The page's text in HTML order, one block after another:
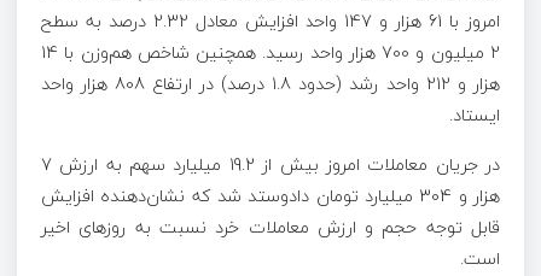
امروز با 61 هزار و 147 واحد افزایش معادل 2.32 درصد به سطح
2 میلیون و 700 هزار واحد رسید. همچنین شاخص هم‌وزن با 14
هزار و 212 واحد رشد (حدود 1.8 درصد) در ارتفاع 808 هزار واحد
ایستاد.
در جریان معاملات امروز بیش از 19.2 میلیارد سهم به ارزش 7
هزار و 304 میلیارد تومان دادوستد شد که نشان‌دهنده افزایش
قابل توجه حجم و ارزش معاملات خرد نسبت به روزهای اخیر
است.